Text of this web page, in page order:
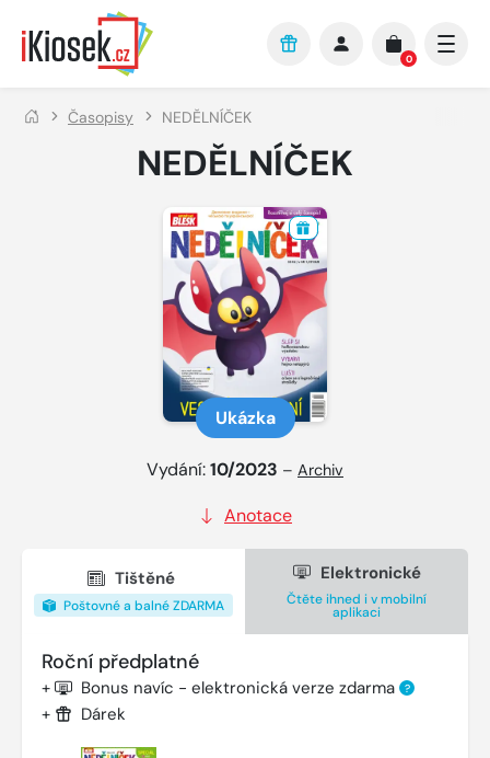
Přejít na hlavní obsah
0
Časopisy NEDĚLNÍČEK
NEDĚLNÍČEK
Ukázka
Vydání:10/2023 – Archiv
Anotace
Tištěné
Poštovné a balné ZDARMA
Elektronické
Čtěte ihned i v mobilní
aplikaci
Roční předplatné
+ Bonus navíc - elektronická verze zdarma ?
+ Dárek